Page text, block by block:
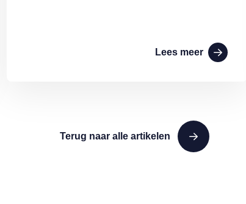
Lees meer
Terug naar alle artikelen